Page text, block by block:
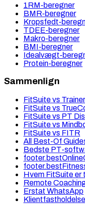
1RM-beregner
BMR-beregner
Kropsfedt-
TDEE-beregner
Makro-beregner
BMI-beregner
Idealvægt-
Protein-beregner
Sammenlign
FitSuite vs
FitSuite vs
FitSuite vs PT
FitSuite vs
FitSuite vs FITR
All Best-Of
Bedste PT-
Hvem FitSuite er
Remote
Erstat WhatsApp
Klientfastholdelse